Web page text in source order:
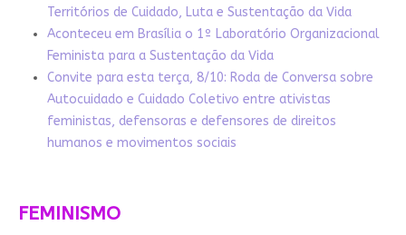
Territórios de Cuidado, Luta e Sustentação da Vida
Aconteceu em Brasília o 1º Laboratório Organizacional
Feminista para a Sustentação da Vida
Convite para esta terça, 8/10: Roda de Conversa sobre
Autocuidado e Cuidado Coletivo entre ativistas
feministas, defensoras e defensores de direitos
humanos e movimentos sociais
FEMINISMO